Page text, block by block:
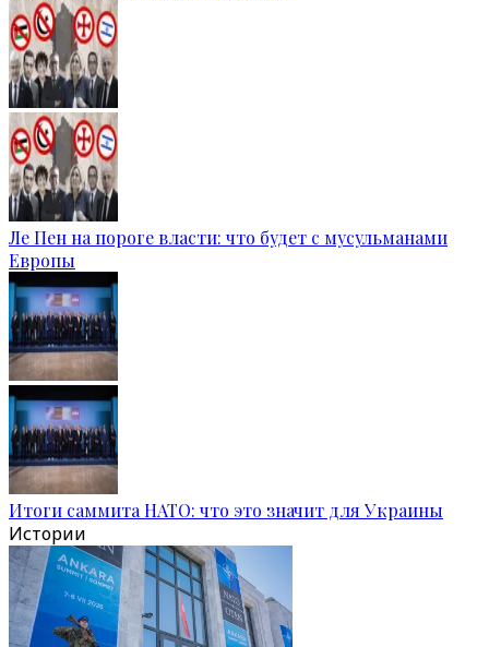
Ле Пен на пороге власти: что будет с мусульманами
Европы
Итоги саммита НАТО: что это значит для Украины
Истории